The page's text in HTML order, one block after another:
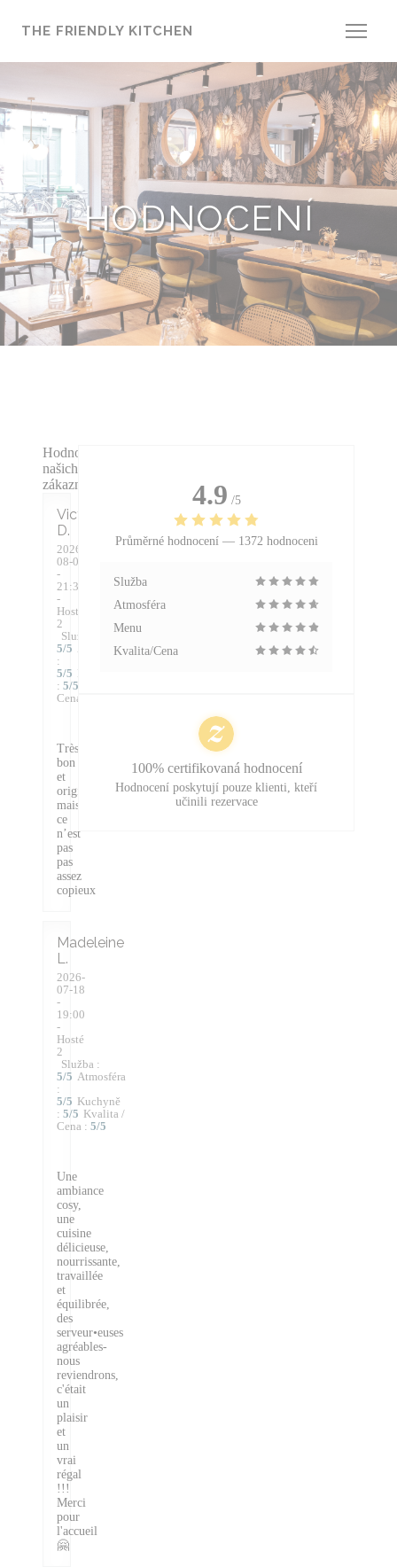
THE FRIENDLY KITCHEN
HODNOCENÍ
Hodnocení
našich
zákazníků
Victoire
D
2026-
08-04
-
21:30
-
Hosté
2
Služba
5/5 Atmosféra
:
5/5
: 5/5
Cena
Très
bon
et
original,
mais
ce
n’est
pas
pas
assez
copieux
Madeleine
L
2026-
07-18
-
19:00
-
Hosté
2
Služba :
5/5 Atmosféra
:
5/5 Kuchyně
: 5/5 Kvalita /
Cena : 5/5
Une
ambiance
cosy,
une
cuisine
délicieuse,
nourrissante,
travaillée
et
équilibrée,
des
serveur•euses
agréables-
nous
reviendrons,
c'était
un
plaisir
et
un
vrai
régal
!!!
Merci
pour
l'accueil
🤗
4.9 /5
Průměrné hodnocení — 1372 hodnoceni
Služba
Atmosféra
Menu
Kvalita/Cena
100% certifikovaná hodnocení
Hodnocení poskytují pouze klienti, kteří
učinili rezervace